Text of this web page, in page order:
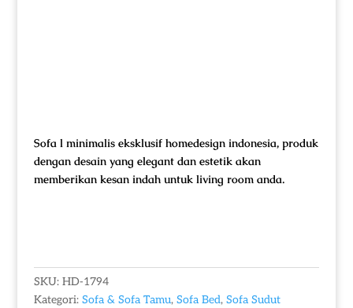
Sofa l minimalis eksklusif homedesign indonesia, produk
dengan desain yang elegant dan estetik akan
memberikan kesan indah untuk living room anda.
SKU: HD-1794
Kategori: Sofa & Sofa Tamu, Sofa Bed, Sofa Sudut